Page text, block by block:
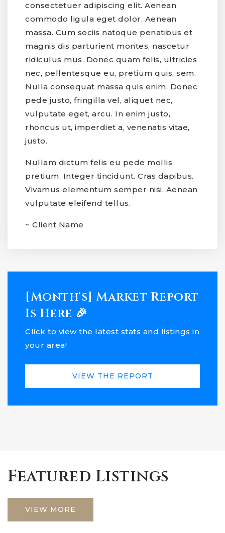
consectetuer adipiscing elit. Aenean
commodo ligula eget dolor. Aenean
massa. Cum sociis natoque penatibus et
magnis dis parturient montes, nascetur
ridiculus mus. Donec quam felis, ultricies
nec, pellentesque eu, pretium quis, sem.
Nulla consequat massa quis enim. Donec
pede justo, fringilla vel, aliquet nec,
vulputate eget, arcu. In enim justo,
rhoncus ut, imperdiet a, venenatis vitae,
justo.
Nullam dictum felis eu pede mollis
pretium. Integer tincidunt. Cras dapibus.
Vivamus elementum semper nisi. Aenean
vulputate eleifend tellus.
~ Client Name
[Month's] Market Report
Is Here 🎉
Click to view the latest stats and listings in
your area!
VIEW THE REPORT
Featured Listings
VIEW MORE